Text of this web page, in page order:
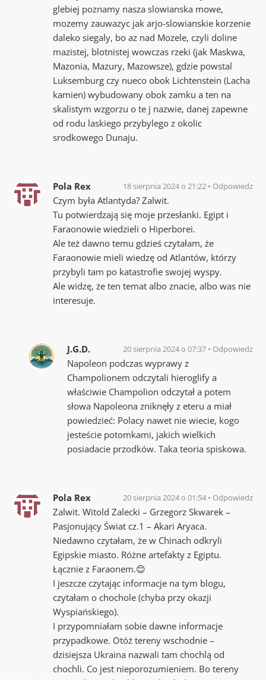
glebiej poznamy nasza slowianska mowe,
mozemy zauwazyc jak arjo-slowianskie korzenie
daleko siegaly, bo az nad Mozele, czyli doline
mazistej, blotnistej wowczas rzeki (jak Maskwa,
Mazonia, Mazury, Mazowsze), gdzie powstal
Luksemburg czy nueco obok Lichtenstein (Lacha
kamien) wybudowany obok zamku a ten na
skalistym wzgorzu o te j nazwie, danej zapewne
od rodu laskiego przybylego z okolic
srodkowego Dunaju.
Pola Rex 18 sierpnia 2024 o 21:22 Odpowiedz
Czym była Atlantyda? Zalwit.
Tu potwierdzają się moje przesłanki. Egipt i
Faraonowie wiedzieli o Hiperborei.
Ale też dawno temu gdzieś czytałam, że
Faraonowie mieli wiedzę od Atlantów, którzy
przybyli tam po katastrofie swojej wyspy.
Ale widzę, że ten temat albo znacie, albo was nie
interesuje.
J.G.D. 20 sierpnia 2024 o 07:37 Odpowiedz
Napoleon podczas wyprawy z
Champolionem odczytali hieroglify a
właściwie Champolion odczytał a potem
słowa Napoleona zniknęły z eteru a miał
powiedzieć: Polacy nawet nie wiecie, kogo
jesteście potomkami, jakich wielkich
posiadacie przodków. Taka teoria spiskowa.
Pola Rex 20 sierpnia 2024 o 01:54 Odpowiedz
Zalwit. Witold Zalecki – Grzegorz Skwarek –
Pasjonujący Świat cz.1 – Akari Aryaca.
Niedawno czytałam, że w Chinach odkryli
Egipskie miasto. Różne artefakty z Egiptu.
Łącznie z Faraonem.😊
I jeszcze czytając informacje na tym blogu,
czytałam o chochole (chyba przy okazji
Wyspiańskiego).
I przypomniałam sobie dawne informacje
przypadkowe. Otóż tereny wschodnie –
dzisiejsza Ukraina nazwali tam chochlą od
chochli. Co jest nieporozumieniem. Bo tereny